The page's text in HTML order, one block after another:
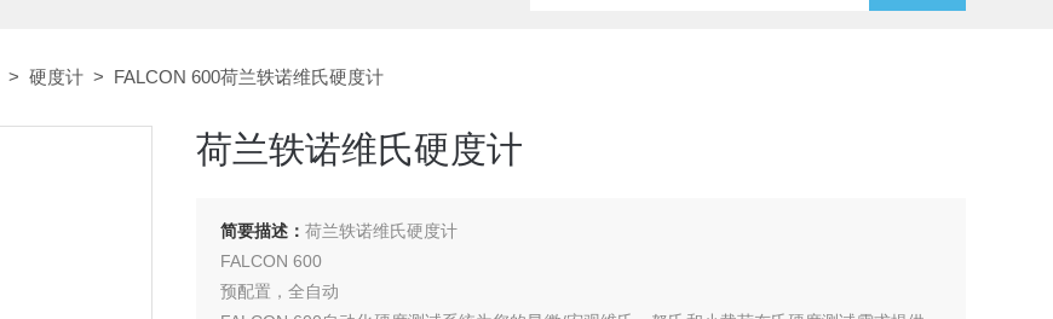
> 硬度计 > FALCON 600荷兰轶诺维氏硬度计
荷兰轶诺维氏硬度计
简要描述： 荷兰轶诺维氏硬度计
FALCON 600
预配置，全自动